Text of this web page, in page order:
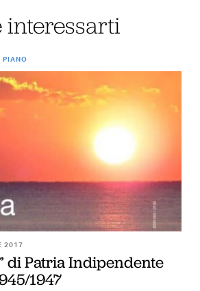
interessarti
PIANO
2017
di Patria Indipendente
1947